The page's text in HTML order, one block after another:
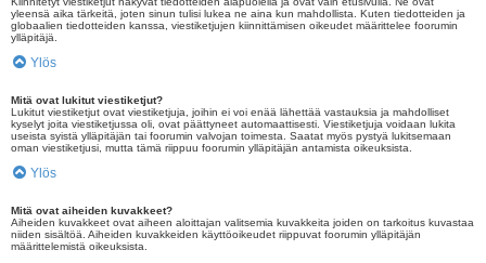
yleensä aika tärkeitä, joten sinun tulisi lukea ne aina kun mahdollista. Kuten tiedotteiden ja
globaalien tiedotteiden kanssa, viestiketjujen kiinnittämisen oikeudet määrittelee foorumin
ylläpitäjä.
Ylös
Mitä ovat lukitut viestiketjut?
Lukitut viestiketjut ovat viestiketjuja, joihin ei voi enää lähettää vastauksia ja mahdolliset
kyselyt joita viestiketjussa oli, ovat päättyneet automaattisesti. Viestiketjuja voidaan lukita
useista syistä ylläpitäjän tai foorumin valvojan toimesta. Saatat myös pystyä lukitsemaan
oman viestiketjusi, mutta tämä riippuu foorumin ylläpitäjän antamista oikeuksista.
Ylös
Mitä ovat aiheiden kuvakkeet?
Aiheiden kuvakkeet ovat aiheen aloittajan valitsemia kuvakkeita joiden on tarkoitus kuvastaa
niiden sisältöä. Aiheiden kuvakkeiden käyttöoikeudet riippuvat foorumin ylläpitäjän
määrittelemistä oikeuksista.